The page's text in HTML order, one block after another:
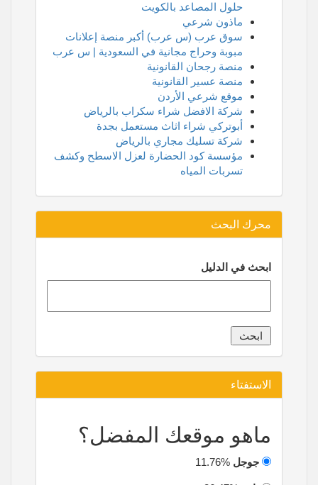
حلول المصاعد بالكويت
ماذون شرعي
سوق عرب (س عرب) أكبر منصة إعلانات
مبوبة وحراج مجانية في السعودية | س عرب
منصة رجحان القانونية
منصة عسير القانونية
موقع شرعي الأردن
شركة الافضل شراء سكراب بالرياض
أبوتركي شراء اثاث مستعمل بجدة
شركة تسليك مجاري بالرياض
مؤسسة كود الحضارة لعزل الاسطح وكشف
تسربات المياه
محرك البحث
ابحث في الدليل
الاستفتاء
ماهو موقعك المفضل؟
جوجل